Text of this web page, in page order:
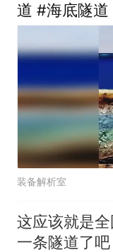
道 #海底隧
装备解析室
这应该就是
一条隧道了